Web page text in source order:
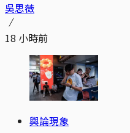
吳思薇
18 小時前
輿論現象